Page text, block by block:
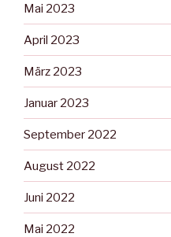
Mai 2023
April 2023
März 2023
Januar 2023
September 2022
August 2022
Juni 2022
Mai 2022